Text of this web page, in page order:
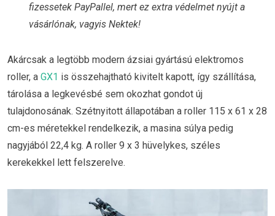
fizessetek PayPallel, mert ez extra védelmet nyújt a
vásárlónak, vagyis Nektek!
Akárcsak a legtöbb modern ázsiai gyártású elektromos
roller, a GX1 is összehajtható kivitelt kapott, így szállítása,
tárolása a legkevésbé sem okozhat gondot új
tulajdonosának. Szétnyitott állapotában a roller 115 x 61 x 28
cm-es méretekkel rendelkezik, a masina súlya pedig
nagyjából 22,4 kg. A roller 9 x 3 hüvelykes, széles
kerekekkel lett felszerelve.